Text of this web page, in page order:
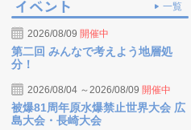
一覧
2026/08/09 開催中
第二回 みんなで考えよう地層処
分！
2026/08/04 ～2026/08/09 開催中
被爆81周年原水爆禁止世界大会 広
島大会・長崎大会